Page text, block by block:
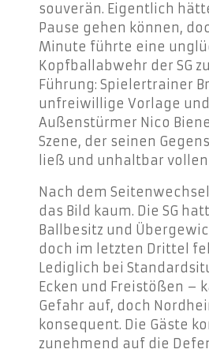
souverän. Eigentlich
Pause gehen können,
Minute führte eine
Kopfballabwehr der SG
Führung: Spielertrainer
unfreiwillige Vorlage
Außenstürmer Nico
Szene, der seinen
ließ und unhaltbar
Nach dem
das Bild kaum. Die SG
Ballbesitz und
doch im letzten Drittel
Lediglich bei
Ecken und Freistößen –
Gefahr auf, doch
konsequent. Die Gäste
zunehmend auf die